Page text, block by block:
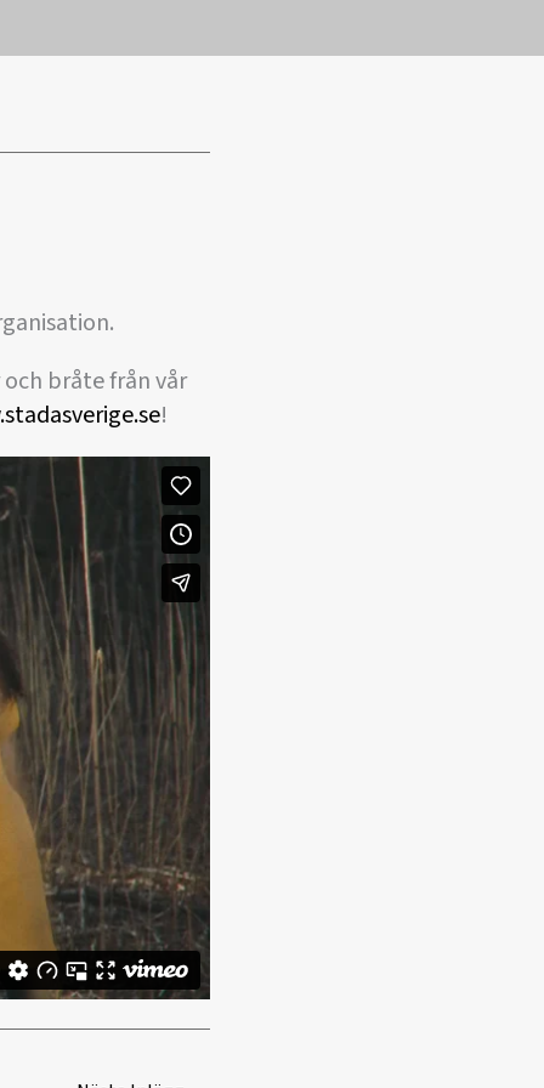
bråte från vår
!